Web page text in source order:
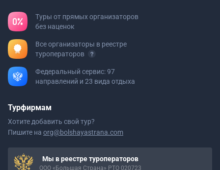
Туры от прямых организаторов
без наценок
Все организаторы в реестре
туроператоров
Федеральный сервис: 97
направлений и 23 вида отдыха
Турфирмам
Хотите добавить свой тур?
Пишите на org@bolshayastrana.com
Мы в реестре туроператоров
ООО «Большая Страна» РТО 020723